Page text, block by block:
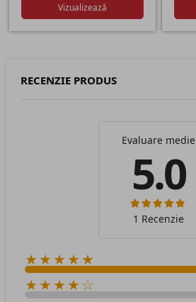
Vizualizează
RECENZIE PRODUS
Evaluare medie
5.0
1 Recenzie
★★★★★
★★★★☆